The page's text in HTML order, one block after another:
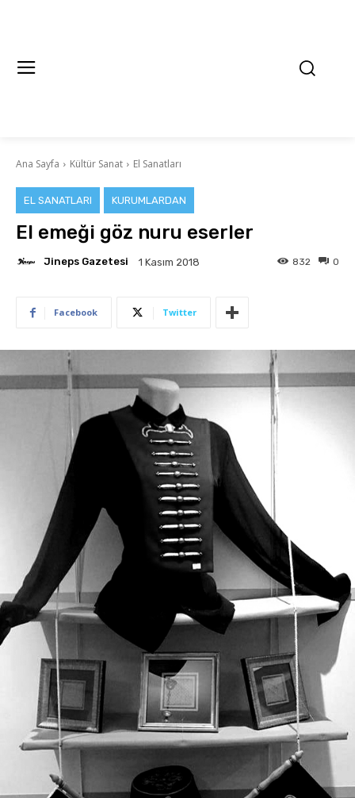
Ana Sayfa Kültür Sanat El Sanatları
EL SANATLARI KURUMLARDAN
El emeği göz nuru eserler
Jineps Gazetesi 1 Kasım 2018 0
832
Facebook Twitter